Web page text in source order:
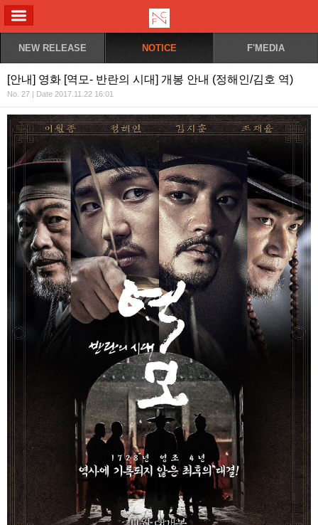
NEW RELEASE NOTICE F'MEDIA
[안내] 영화 [역모- 반란의 시대] 개봉 안내 (정해인/김호 역)
No. 27 | Date 2017.11.22 16:01